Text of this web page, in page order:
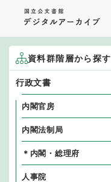
資料群階層から探す
行政文書
内閣官房
内閣法制局
＊内閣・総理府
人事院